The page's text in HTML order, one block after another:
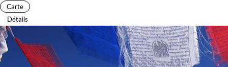
Carte
Détails